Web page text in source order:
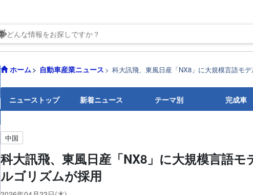
ホーム 自動車産業ニュース 科大訊飛、東風日産「NX8」に大規模言語モ
ニューストップ 新着ニュース テーマ別 完成車
中国
科大訊飛、東風日産「NX8」に大規模言語
ルゴリズムが採用